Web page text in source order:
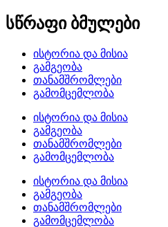
სწრაფი ბმულები
ისტორია და მისია
გამგეობა
თანამშრომლები
გამომცემლობა
ისტორია და მისია
გამგეობა
თანამშრომლები
გამომცემლობა
ისტორია და მისია
გამგეობა
თანამშრომლები
გამომცემლობა